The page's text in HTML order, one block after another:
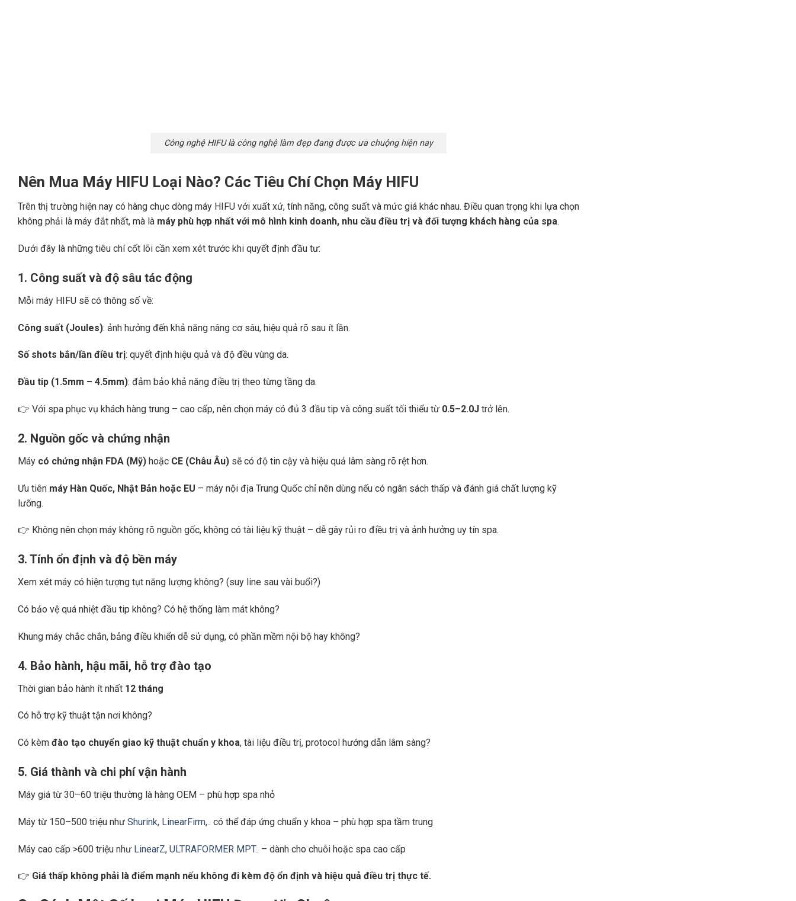
Công nghệ HIFU là công nghệ làm đẹp đang được ưa chuộng hiện nay
Nên Mua Máy HIFU Loại Nào? Các Tiêu Chí Chọn Máy HIFU
Trên thị trường hiện nay có hàng chục dòng máy HIFU với xuất xứ, tính năng, công suất và mức giá khác nhau. Điều quan trọng khi lựa chọn
không phải là máy đắt nhất, mà là máy phù hợp nhất với mô hình kinh doanh, nhu cầu điều trị và đối tượng khách hàng của spa.
Dưới đây là những tiêu chí cốt lõi cần xem xét trước khi quyết định đầu tư:
1. Công suất và độ sâu tác động
Mỗi máy HIFU sẽ có thông số về:
Công suất (Joules): ảnh hưởng đến khả năng nâng cơ sâu, hiệu quả rõ sau ít lần.
Số shots bắn/lần điều trị: quyết định hiệu quả và độ đều vùng da.
Đầu tip (1.5mm – 4.5mm): đảm bảo khả năng điều trị theo từng tầng da.
👉 Với spa phục vụ khách hàng trung – cao cấp, nên chọn máy có đủ 3 đầu tip và công suất tối thiểu từ 0.5–2.0J trở lên.
2. Nguồn gốc và chứng nhận
Máy có chứng nhận FDA (Mỹ) hoặc CE (Châu Âu) sẽ có độ tin cậy và hiệu quả lâm sàng rõ rệt hơn.
Ưu tiên máy Hàn Quốc, Nhật Bản hoặc EU – máy nội địa Trung Quốc chỉ nên dùng nếu có ngân sách thấp và đánh giá chất lượng kỹ
lưỡng.
👉 Không nên chọn máy không rõ nguồn gốc, không có tài liệu kỹ thuật – dễ gây rủi ro điều trị và ảnh hưởng uy tín spa.
3. Tính ổn định và độ bền máy
Xem xét máy có hiện tượng tụt năng lượng không? (suy line sau vài buổi?)
Có bảo vệ quá nhiệt đầu tip không? Có hệ thống làm mát không?
Khung máy chắc chắn, bảng điều khiển dễ sử dụng, có phần mềm nội bộ hay không?
4. Bảo hành, hậu mãi, hỗ trợ đào tạo
Thời gian bảo hành ít nhất 12 tháng
Có hỗ trợ kỹ thuật tận nơi không?
Có kèm đào tạo chuyển giao kỹ thuật chuẩn y khoa, tài liệu điều trị, protocol hướng dẫn lâm sàng?
5. Giá thành và chi phí vận hành
Máy giá từ 30–60 triệu thường là hàng OEM – phù hợp spa nhỏ
Máy từ 150–500 triệu như Shurink, LinearFirm,.. có thể đáp ứng chuẩn y khoa – phù hợp spa tầm trung
Máy cao cấp >600 triệu như LinearZ, ULTRAFORMER MPT.. – dành cho chuỗi hoặc spa cao cấp
👉 Giá thấp không phải là điểm mạnh nếu không đi kèm độ ổn định và hiệu quả điều trị thực tế.